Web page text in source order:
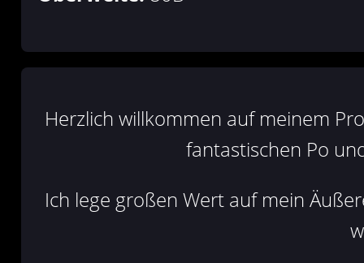
Herzlich willkommen auf meinem
fantastischen Po
Ich lege großen Wert auf mein